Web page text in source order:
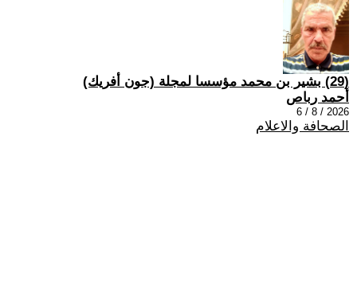
(29) بشير بن محمد مؤسسا لمجلة (جون أفريك)
أحمد رباص
2026 / 8 / 6
الصحافة والاعلام